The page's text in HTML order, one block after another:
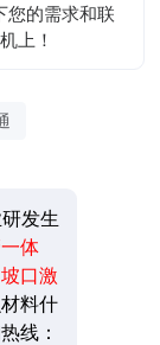
您的需求和联
上！
发生
体
口激
料什
线：